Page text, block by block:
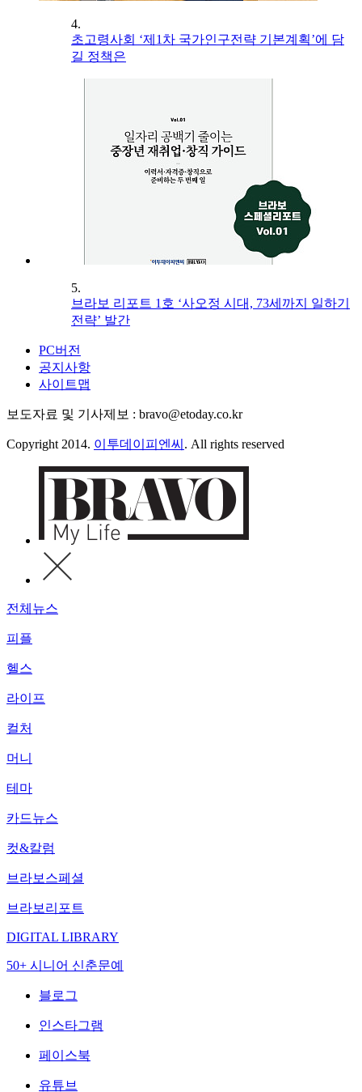
4.
초고령사회 ‘제1차 국가인구전략 기본계획’에 담
길 정책은
5.
브라보 리포트 1호 ‘사오정 시대, 73세까지 일하기
전략’ 발간
PC버전
공지사항
사이트맵
보도자료 및 기사제보 : bravo@etoday.co.kr
Copyright 2014. 이투데이피엔씨 . All rights reserved
전체뉴스
피플
헬스
라이프
컬처
머니
테마
카드뉴스
컷&칼럼
브라보스페셜
브라보리포트
DIGITAL LIBRARY
50+ 시니어 신춘문예
블로그
인스타그램
페이스북
유튜브